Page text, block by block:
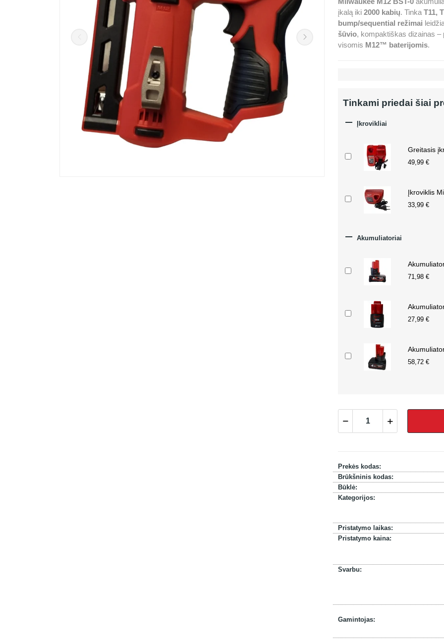
įkalą iki 2000 kabių. Tinka T11,
bump/sequential režimai
šūvio, kompaktiškas dizainas –
visomis M12™ baterijomis.
Tinkami priedai šiai
 Įkrovikliai
Greitasis
49,99 €
Įkroviklis
33,99 €
 Akumuliatoriai
71,98 €
27,99 €
58,72 €
Prekės kodas:
Brūkšninis kodas:
Būklė:
Kategorijos:
Pristatymo laikas:
Pristatymo kaina:
Svarbu:
Gamintojas: